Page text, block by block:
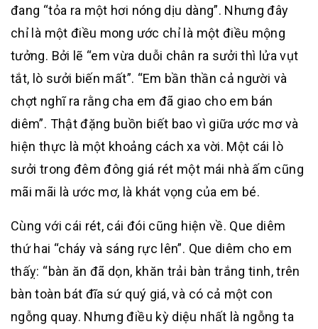
đang “tỏa ra một hơi nóng dịu dàng”. Nhưng đây
chỉ là một điều mong ước chỉ là một điều mộng
tưởng. Bởi lẽ “em vừa duỗi chân ra sưởi thì lửa vụt
tắt, lò sưởi biến mất”. “Em bần thần cả người và
chợt nghĩ ra rằng cha em đã giao cho em bán
diêm”. Thật đặng buồn biết bao vì giữa ước mơ và
hiện thực là một khoảng cách xa vời. Một cái lò
sưởi trong đêm đông giá rét một mái nhà ấm cũng
mãi mãi là ước mơ, là khát vọng của em bé.
Cùng với cái rét, cái đói cũng hiện về. Que diêm
thứ hai “cháy và sáng rực lên”. Que diêm cho em
thấỵ: “bàn ăn đã dọn, khăn trải bàn trắng tinh, trên
bàn toàn bát đĩa sứ quý giá, và có cả một con
ngỗng quay. Nhưng điều kỳ diệu nhất là ngỗng ta